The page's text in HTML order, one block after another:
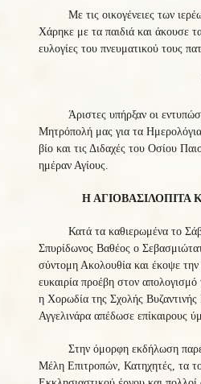
Με τις οικογένειες των
Χάρηκε με τα παιδιά και άκουσε
ευλογίες του πνευματικού τους
Άριστες υπήρξαν οι
Μητρόπολή μας για τα
βίο και τις Διδαχές του Οσίου
ημέραν Αγίους.
Η
Κατά τα καθιερωμένα το
Σπυρίδωνος Βαθέος ο
σύντομη Ακολουθία και έκοψε
ευκαιρία προέβη στον
η Χορωδία της Σχολής
Αγγελινάρα απέδωσε επίκαιρους
Στην όμορφη εκδήλωση
Μέλη Επιτροπών, Κατηχητές, τα